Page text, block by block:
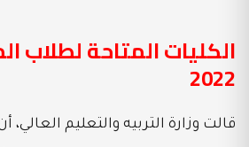
الكليات المتاحة لطلاب
2022
قالت وزارة التربيه والتعليم